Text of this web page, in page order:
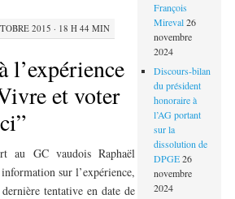
2015 · 18 H 44 MIN
l’expérience
et voter
au GC vaudois Raphaël
sur l’expérience,
tentative en date de
François
Mireval 26
novembre
2024
Discours-bilan
du président
honoraire à
l’AG portant
sur la
dissolution de
DPGE 26
novembre
2024